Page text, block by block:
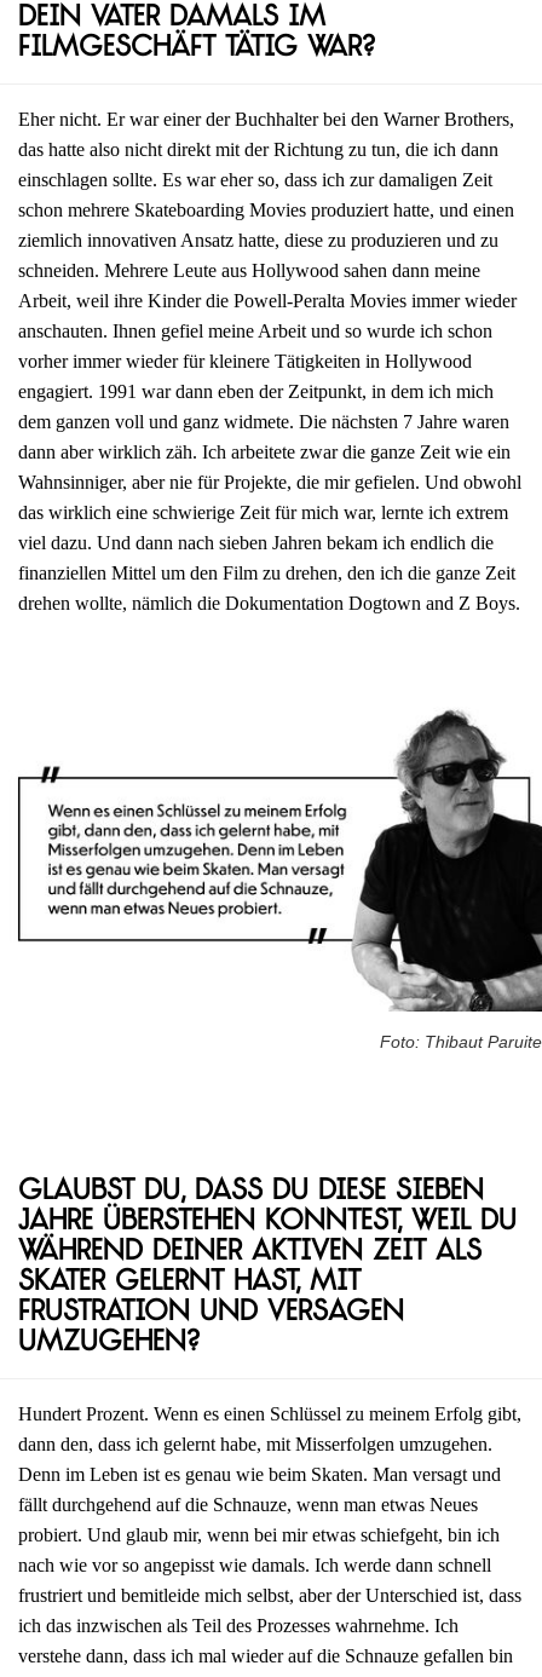
dein Vater damals im
Filmgeschäft tätig war?
Eher nicht. Er war einer der Buchhalter bei den Warner Brothers,
das hatte also nicht direkt mit der Richtung zu tun, die ich dann
einschlagen sollte. Es war eher so, dass ich zur damaligen Zeit
schon mehrere Skateboarding Movies produziert hatte, und einen
ziemlich innovativen Ansatz hatte, diese zu produzieren und zu
schneiden. Mehrere Leute aus Hollywood sahen dann meine
Arbeit, weil ihre Kinder die Powell-Peralta Movies immer wieder
anschauten. Ihnen gefiel meine Arbeit und so wurde ich schon
vorher immer wieder für kleinere Tätigkeiten in Hollywood
engagiert. 1991 war dann eben der Zeitpunkt, in dem ich mich
dem ganzen voll und ganz widmete. Die nächsten 7 Jahre waren
dann aber wirklich zäh. Ich arbeitete zwar die ganze Zeit wie ein
Wahnsinniger, aber nie für Projekte, die mir gefielen. Und obwohl
das wirklich eine schwierige Zeit für mich war, lernte ich extrem
viel dazu. Und dann nach sieben Jahren bekam ich endlich die
finanziellen Mittel um den Film zu drehen, den ich die ganze Zeit
drehen wollte, nämlich die Dokumentation Dogtown and Z Boys.
Foto: Thibaut Paruite
Glaubst du, dass du diese sieben
Jahre überstehen konntest, weil du
während deiner aktiven Zeit als
Skater gelernt hast, mit
Frustration und Versagen
umzugehen?
Hundert Prozent. Wenn es einen Schlüssel zu meinem Erfolg gibt,
dann den, dass ich gelernt habe, mit Misserfolgen umzugehen.
Denn im Leben ist es genau wie beim Skaten. Man versagt und
fällt durchgehend auf die Schnauze, wenn man etwas Neues
probiert. Und glaub mir, wenn bei mir etwas schiefgeht, bin ich
nach wie vor so angepisst wie damals. Ich werde dann schnell
frustriert und bemitleide mich selbst, aber der Unterschied ist, dass
ich das inzwischen als Teil des Prozesses wahrnehme. Ich
verstehe dann, dass ich mal wieder auf die Schnauze gefallen bin